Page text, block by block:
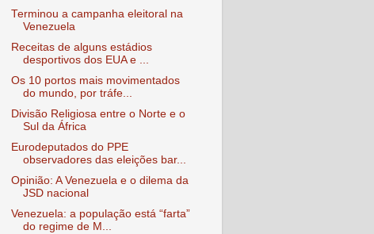
Terminou a campanha eleitoral na
Venezuela
Receitas de alguns estádios
desportivos dos EUA e ...
Os 10 portos mais movimentados
do mundo, por tráfe...
Divisão Religiosa entre o Norte e o
Sul da África
Eurodeputados do PPE
observadores das eleições bar...
Opinião: A Venezuela e o dilema da
JSD nacional
Venezuela: a população está “farta”
do regime de M...